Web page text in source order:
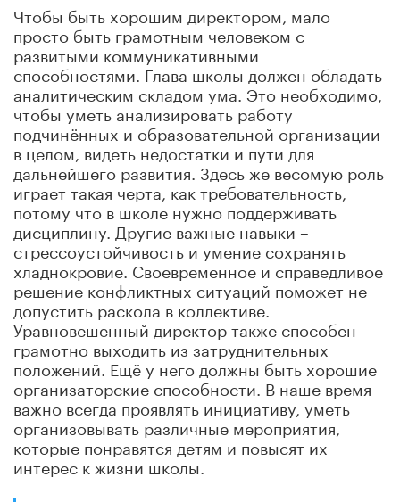
Чтобы быть хорошим директором, мало
просто быть грамотным человеком с
развитыми коммуникативными
способностями. Глава школы должен обладать
аналитическим складом ума. Это необходимо,
чтобы уметь анализировать работу
подчинённых и образовательной организации
в целом, видеть недостатки и пути для
дальнейшего развития. Здесь же весомую роль
играет такая черта, как требовательность,
потому что в школе нужно поддерживать
дисциплину. Другие важные навыки –
стрессоустойчивость и умение сохранять
хладнокровие. Своевременное и справедливое
решение конфликтных ситуаций поможет не
допустить раскола в коллективе.
Уравновешенный директор также способен
грамотно выходить из затруднительных
положений. Ещё у него должны быть хорошие
организаторские способности. В наше время
важно всегда проявлять инициативу, уметь
организовывать различные мероприятия,
которые понравятся детям и повысят их
интерес к жизни школы.